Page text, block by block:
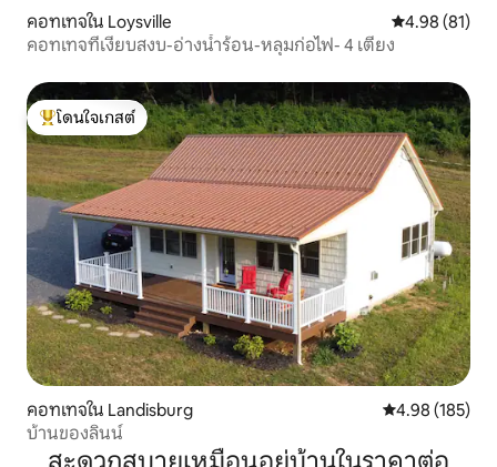
คอทเทจใน Loysville คะแนนเฉลี่ย
4.98 (81)
คอทเทจที่เงียบสงบ-อ่างน้ำร้อน-หลุมก่อไฟ- 4 เตียง
โดนใจเกสต์ที่สุด
โดนใจเกสต์
คอทเทจใน Landisburg คะแนนเฉลี่ย
4.98 (185)
บ้านของลินน์